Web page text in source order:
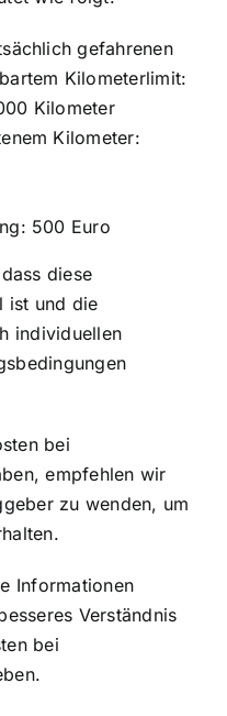
gefahrenen
Kilometerlimit:
Kilometer
Kilometer:
500 Euro
diese
ist und die
individuellen
bei
empfehlen wir
zu wenden, um
Informationen
Verständnis
bei